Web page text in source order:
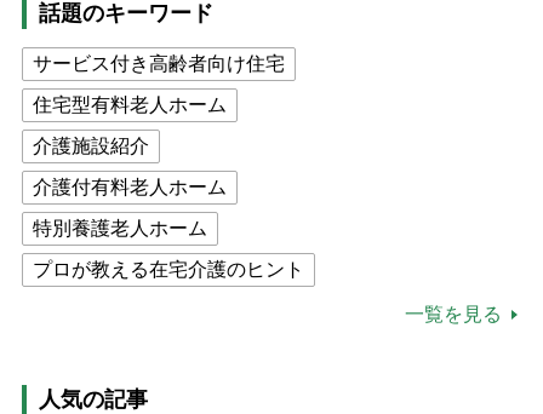
話題のキーワード
サービス付き高齢者向け住宅
住宅型有料老人ホーム
介護施設紹介
介護付有料老人ホーム
特別養護老人ホーム
プロが教える在宅介護のヒント
猫が母になつきません
一覧を見る
人気の記事